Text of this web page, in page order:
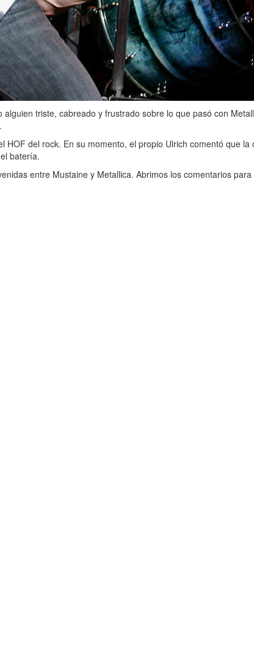
triste, cabreado y frustrado sobre lo que pasó con
del rock. En su momento, el propio Ulrich comentó que
batería.
entre Mustaine y Metallica. Abrimos los comentarios